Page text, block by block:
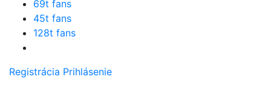
69t fans
45t fans
128t fans
Registrácia Prihlásenie